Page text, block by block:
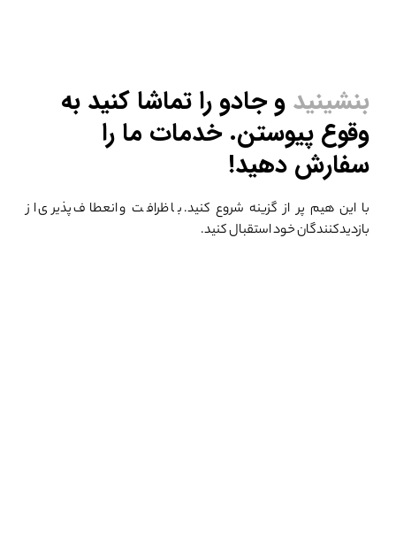
بنشینید و جادو را تماشا کنید به
وقوع پیوستن. خدمات ما را
سفارش دهید!
با این هیم پر از گزینه شروع کنید.با ظرافت و انعطاف پذیری از
بازدیدکنندگان خود استقبال کنید.